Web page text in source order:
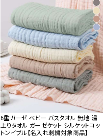
6重ガーゼ ベビー バスタオル 無地 湯
上りタオル ガーゼケット シルケットコッ
トンイブル【名入れ刺繍対象商品】